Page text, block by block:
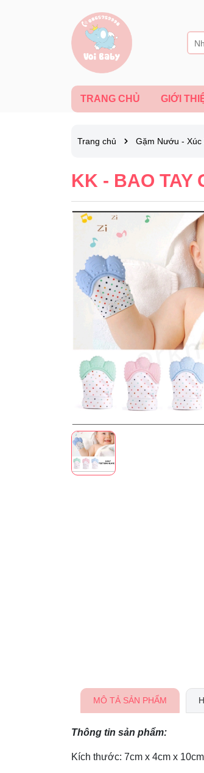
TRANG CHỦ GIỚI
Trang chủ Gặm Nướu - Xúc
KK - BAO TAY
MÔ TẢ SẢN PHẨM
Thông tin sản phẩm:
Kích thước: 7cm x 4cm x 10cm